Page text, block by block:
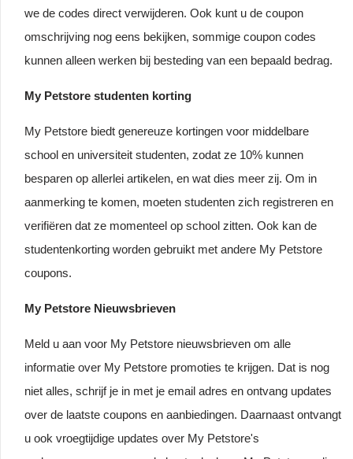
we de codes direct verwijderen. Ook kunt u de coupon
omschrijving nog eens bekijken, sommige coupon codes
kunnen alleen werken bij besteding van een bepaald bedrag.
My Petstore studenten korting
My Petstore biedt genereuze kortingen voor middelbare
school en universiteit studenten, zodat ze 10% kunnen
besparen op allerlei artikelen, en wat dies meer zij. Om in
aanmerking te komen, moeten studenten zich registreren en
verifiëren dat ze momenteel op school zitten. Ook kan de
studentenkorting worden gebruikt met andere My Petstore
coupons.
My Petstore Nieuwsbrieven
Meld u aan voor My Petstore nieuwsbrieven om alle
informatie over My Petstore promoties te krijgen. Dat is nog
niet alles, schrijf je in met je email adres en ontvang updates
over de laatste coupons en aanbiedingen. Daarnaast ontvangt
u ook vroegtijdige updates over My Petstore's